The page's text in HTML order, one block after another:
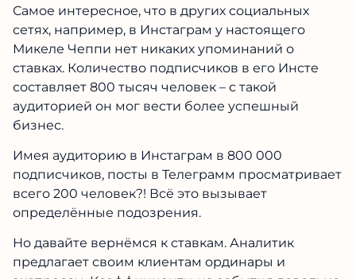
Самое интересное, что в других социальных
сетях, например, в Инстаграм у настоящего
Микеле Чеппи нет никаких упоминаний о
ставках. Количество подписчиков в его Инсте
составляет 800 тысяч человек – с такой
аудиторией он мог вести более успешный
бизнес.
Имея аудиторию в Инстаграм в 800 000
подписчиков, посты в Телеграмм просматривает
всего 200 человек?! Всё это вызывает
определённые подозрения.
Но давайте вернёмся к ставкам. Аналитик
предлагает своим клиентам ординары и